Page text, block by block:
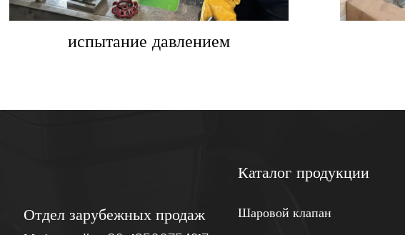
испытание давлением
Отдел зарубежных продаж
Каталог продукции
Шаровой клапан